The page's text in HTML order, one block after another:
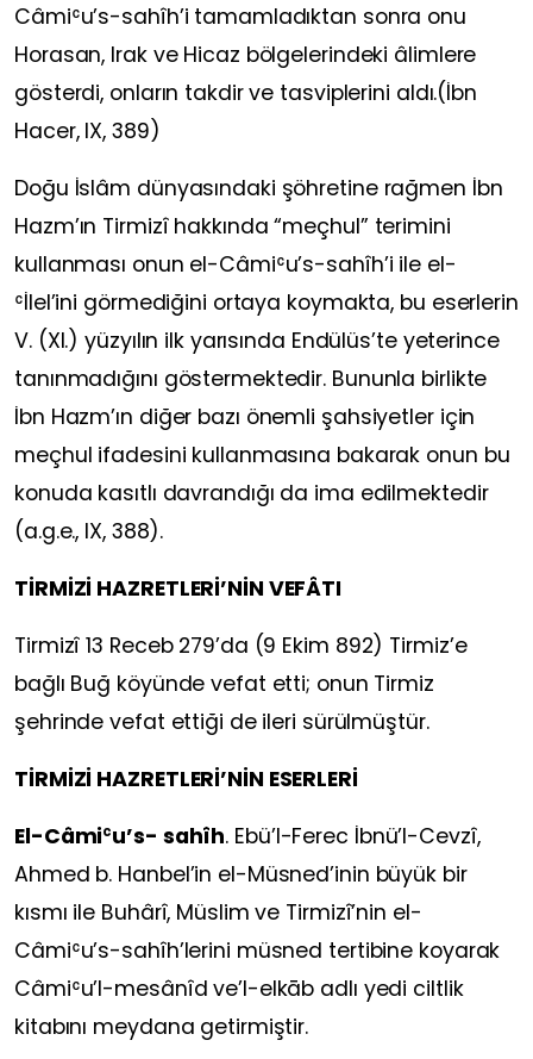
Câmiʿu’s-sahîh’i tamamladıktan sonra onu
Horasan, Irak ve Hicaz bölgelerindeki âlimlere
gösterdi, onların takdir ve tasviplerini aldı.(İbn
Hacer, IX, 389)
Doğu İslâm dünyasındaki şöhretine rağmen İbn
Hazm’ın Tirmizî hakkında “meçhul” terimini
kullanması onun el-Câmiʿu’s-sahîh’i ile el-
ʿİlel’ini görmediğini ortaya koymakta, bu eserlerin
V. (XI.) yüzyılın ilk yarısında Endülüs’te yeterince
tanınmadığını göstermektedir. Bununla birlikte
İbn Hazm’ın diğer bazı önemli şahsiyetler için
meçhul ifadesini kullanmasına bakarak onun bu
konuda kasıtlı davrandığı da ima edilmektedir
(a.g.e., IX, 388).
TİRMİZİ HAZRETLERİ’NİN VEFÂTI
Tirmizî 13 Receb 279’da (9 Ekim 892) Tirmiz’e
bağlı Buğ köyünde vefat etti; onun Tirmiz
şehrinde vefat ettiği de ileri sürülmüştür.
TİRMİZİ HAZRETLERİ’NİN ESERLERİ
El-Câmiʿu’s- sahîh. Ebü’l-Ferec İbnü’l-Cevzî,
Ahmed b. Hanbel’in el-Müsned’inin büyük bir
kısmı ile Buhârî, Müslim ve Tirmizî’nin el-
Câmiʿu’s-sahîh’lerini müsned tertibine koyarak
Câmiʿu’l-mesânîd ve’l-elkāb adlı yedi ciltlik
kitabını meydana getirmiştir.